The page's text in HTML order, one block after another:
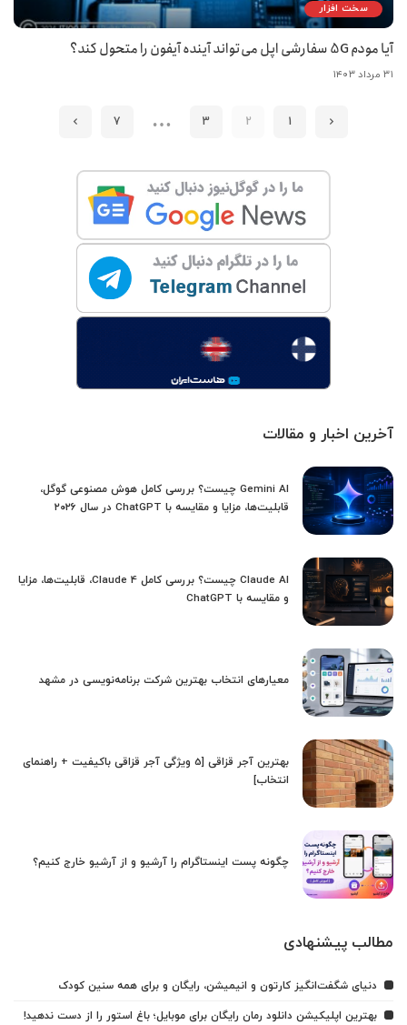
سخت افزار
آیا مودم 5G سفارشی اپل می‌تواند آینده آیفون را متحول کند؟
۳۱ مرداد ۱۴۰۳
1
2
3
…
7
آخرین اخبار و مقالات
Gemini AI چیست؟ بررسی کامل هوش مصنوعی گوگل،
قابلیت‌ها، مزایا و مقایسه با ChatGPT در سال ۲۰۲۶
Claude AI چیست؟ بررسی کامل Claude 4، قابلیت‌ها، مزایا
و مقایسه با ChatGPT
معیارهای انتخاب بهترین شرکت برنامه‌نویسی در مشهد
بهترین آجر قزاقی [5 ویژگی آجر قزاقی باکیفیت + راهنمای
انتخاب]
چگونه پست اینستاگرام را آرشیو و از آرشیو خارج کنیم؟
مطالب پیشنهادی
دنیای شگفت‌انگیز کارتون و انیمیشن، رایگان و برای همه سنین کودک
بهترین اپلیکیشن دانلود رمان رایگان برای موبایل؛ باغ استور را از دست ندهید!